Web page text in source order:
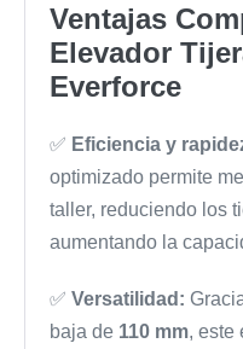
Ventajas
Elevador
Everforce
✅ Eficiencia y
optimizado permite
taller, reduciendo los
aumentando la
✅ Versatilidad:
baja de 110 mm, este